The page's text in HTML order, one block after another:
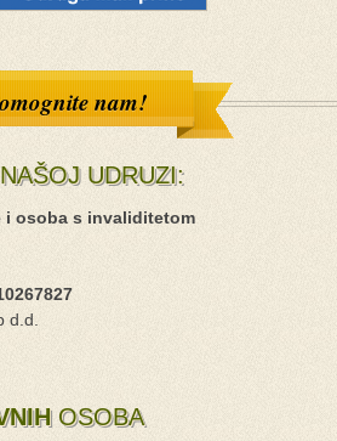
nam!
NAŠOJ UDRUZI:
i osoba s invaliditetom
d.d.
OSOBA